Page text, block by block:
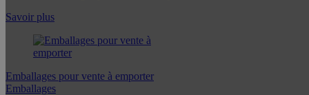
Savoir plus
Emballages pour vente à emporter
Emballages